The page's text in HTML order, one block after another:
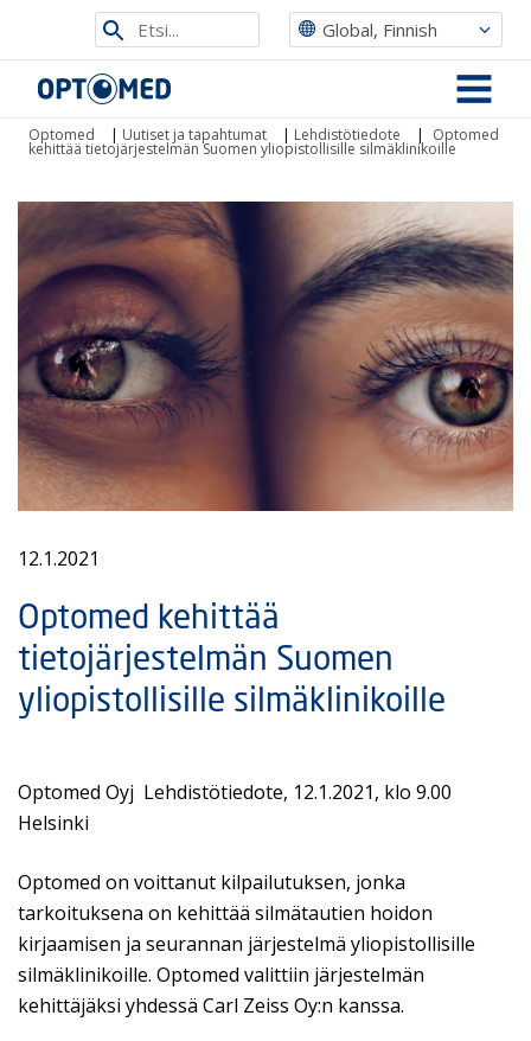
Etsi
sivustolta
Global, Finnish
Optomed MENU
Optomed | Uutiset ja tapahtumat | Lehdistötiedote | Optomed
kehittää tietojärjestelmän Suomen yliopistollisille silmäklinikoille
12.1.2021
Optomed kehittää
tietojärjestelmän Suomen
yliopistollisille silmäklinikoille
Optomed Oyj Lehdistötiedote, 12.1.2021, klo 9.00
Helsinki
Optomed on voittanut kilpailutuksen, jonka
tarkoituksena on kehittää silmätautien hoidon
kirjaamisen ja seurannan järjestelmä yliopistollisille
silmäklinikoille. Optomed valittiin järjestelmän
kehittäjäksi yhdessä Carl Zeiss Oy:n kanssa.